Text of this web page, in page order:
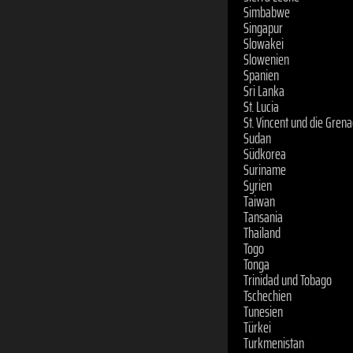
Singapur
Slowakei
Slowenien
Spanien
Sri Lanka
St. Lucia
St. Vincent und die
Sudan
Südkorea
Suriname
Syrien
Taiwan
Tansania
Thailand
Togo
Tonga
Trinidad und Tobago
Tschechien
Tunesien
Türkei
Turkmenistan